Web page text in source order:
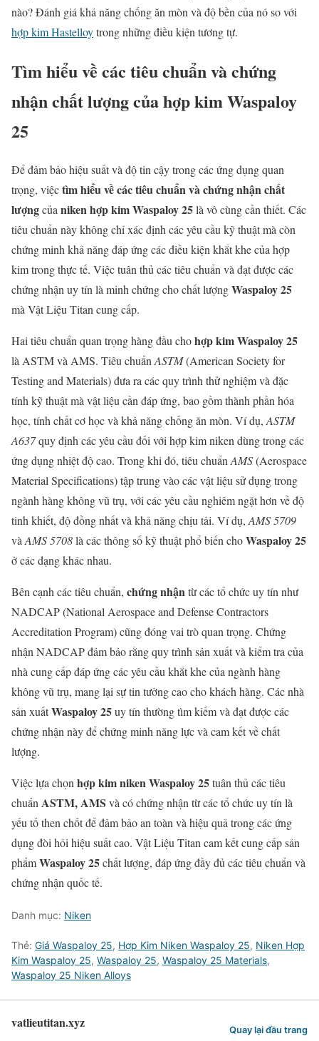
nào? Đánh giá khả năng chống ăn mòn và độ bền của nó so với
hợp kim Hastelloytrong những điều kiện tương tự.
Tìm hiểu về các tiêu chuẩn và chứng
nhận chất lượng của hợp kim Waspaloy
25
Để đảm bảo hiệu suất và độ tin cậy trong các ứng dụng quan
trọng, việctìm hiểu về các tiêu chuẩn và chứng nhận chất
lượngcủaniken hợp kim Waspaloy 25là vô cùng cần thiết. Các
tiêu chuẩn này không chỉ xác định các yêu cầu kỹ thuật mà còn
chứng minh khả năng đáp ứng các điều kiện khắt khe của hợp
kim trong thực tế. Việc tuân thủ các tiêu chuẩn và đạt được các
chứng nhận uy tín là minh chứng cho chất lượngWaspaloy 25
mà Vật Liệu Titan cung cấp.
Hai tiêu chuẩn quan trọng hàng đầu chohợp kim Waspaloy 25
là ASTM và AMS. Tiêu chuẩnASTM(American Society for
Testing and Materials) đưa ra các quy trình thử nghiệm và đặc
tính kỹ thuật mà vật liệu cần đáp ứng, bao gồm thành phần hóa
học, tính chất cơ học và khả năng chống ăn mòn. Ví dụ,ASTM
A637quy định các yêu cầu đối với hợp kim niken dùng trong các
ứng dụng nhiệt độ cao. Trong khi đó, tiêu chuẩnAMS(Aerospace
Material Specifications) tập trung vào các vật liệu sử dụng trong
ngành hàng không vũ trụ, với các yêu cầu nghiêm ngặt hơn về độ
tinh khiết, độ đồng nhất và khả năng chịu tải. Ví dụ,AMS 5709
vàAMS 5708là các thông số kỹ thuật phổ biến choWaspaloy 25
ở các dạng khác nhau.
Bên cạnh các tiêu chuẩn, chứng nhậntừ các tổ chức uy tín như
NADCAP (National Aerospace and Defense Contractors
Accreditation Program) cũng đóng vai trò quan trọng. Chứng
nhận NADCAP đảm bảo rằng quy trình sản xuất và kiểm tra của
nhà cung cấp đáp ứng các yêu cầu khắt khe của ngành hàng
không vũ trụ, mang lại sự tin tưởng cao cho khách hàng. Các nhà
sản xuấtWaspaloy 25uy tín thường tìm kiếm và đạt được các
chứng nhận này để chứng minh năng lực và cam kết về chất
lượng.
Việc lựa chọnhợp kim niken Waspaloy 25tuân thủ các tiêu
chuẩnASTM, AMS và có chứng nhận từ các tổ chức uy tín là
yếu tố then chốt để đảm bảo an toàn và hiệu quả trong các ứng
dụng đòi hỏi hiệu suất cao. Vật Liệu Titan cam kết cung cấp sản
phẩmWaspaloy 25chất lượng, đáp ứng đầy đủ các tiêu chuẩn và
chứng nhận quốc tế.
Danh mục: Niken
Thẻ: Giá Waspaloy 25, Hợp Kim Niken Waspaloy 25, Niken Hợp
Kim Waspaloy 25, Waspaloy 25, Waspaloy 25 Materials,
Waspaloy 25 Niken Alloys
vatlieutitan.xyz Quay lại đầu trang